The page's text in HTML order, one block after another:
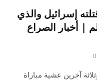
إسرائيل والذي
| أخبار الصراع
0
آخرين عشية مباراة